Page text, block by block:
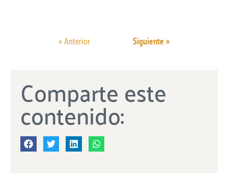
« Anterior Siguiente »
Comparte este
contenido: